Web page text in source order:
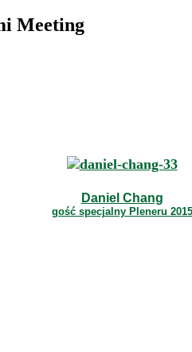
Meeting
Daniel Chang
gość specjalny Pleneru 2015